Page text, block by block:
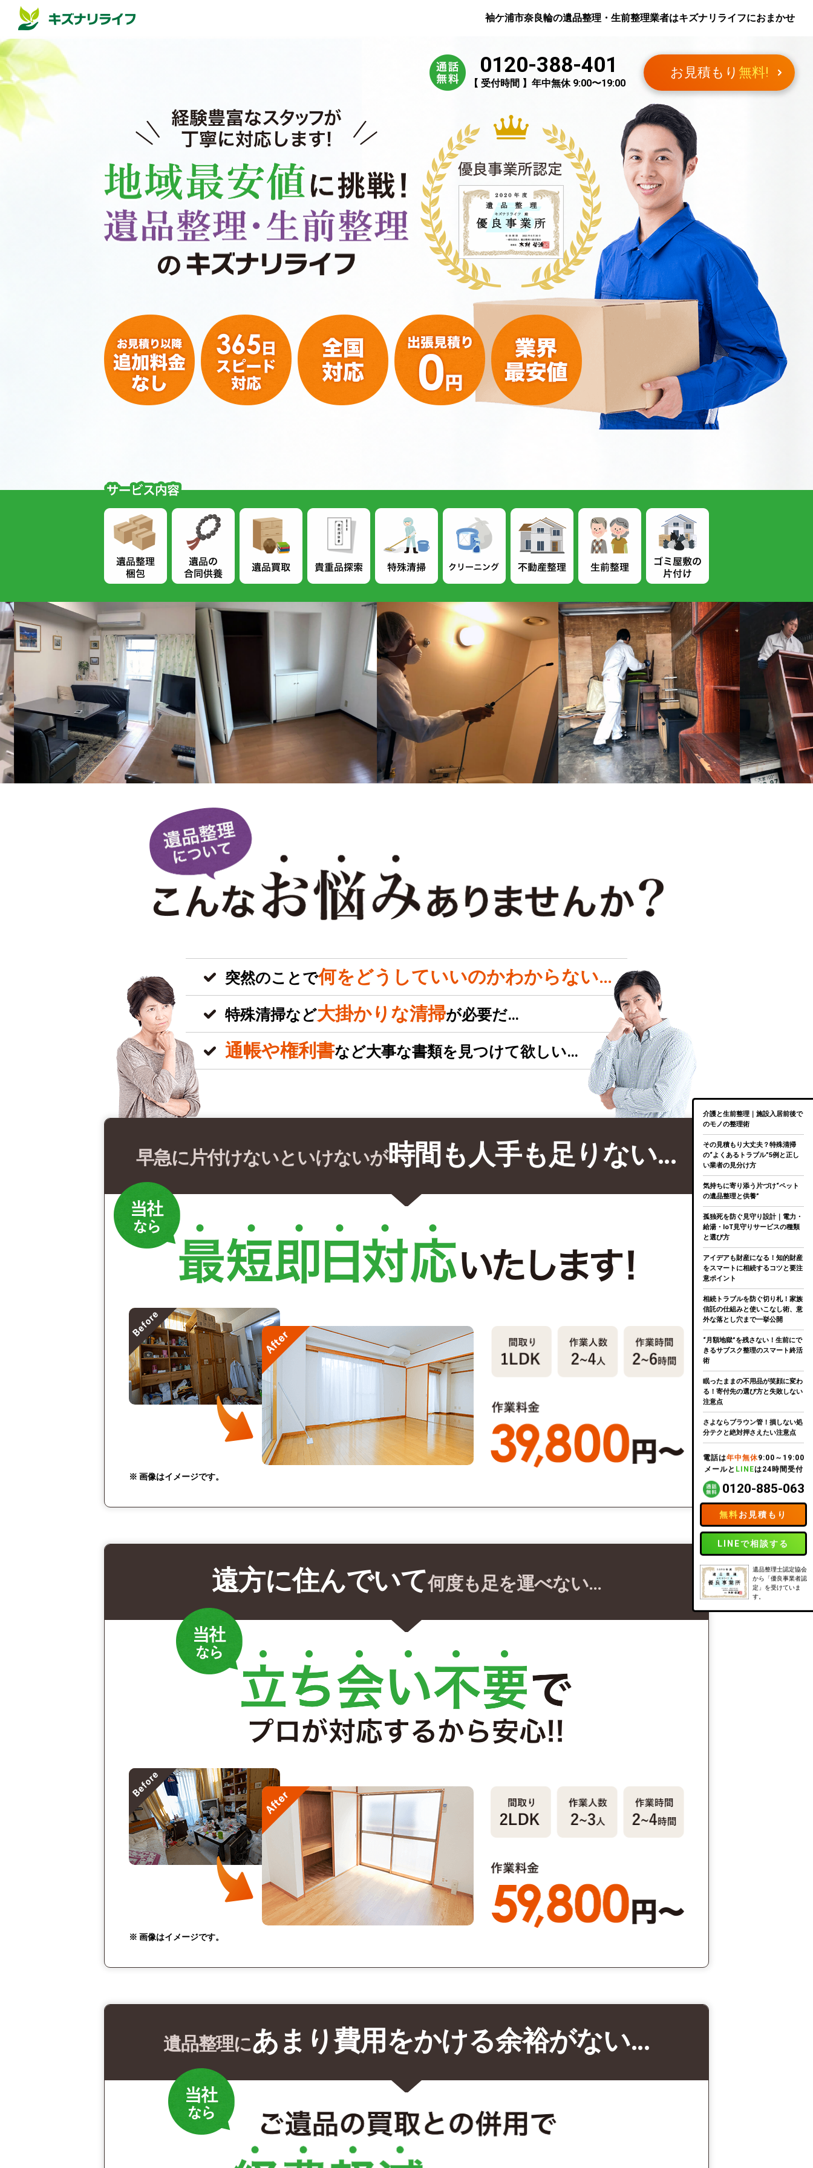
袖ケ浦市奈良輪の遺品整理・生前整理業者はキズナリライフにおまかせ
0120-388-401
【 受付時間 】年中無休 9:00〜19:00
お見積もり 無料!
突然のことで何をどうしていいのかわからない…
特殊清掃など大掛かりな清掃が必要だ…
通帳や権利書など大事な書類を見つけて欲しい…
早急に片付けないといけないが時間も人手も足りない…
※ 画像はイメージです。
遠方に住んでいて何度も足を運べない…
※ 画像はイメージです。
遺品整理にあまり費用をかける余裕がない…
介護と生前整理｜施設入居前後で
のモノの整理術
その見積もり大丈夫？特殊清掃
の“よくあるトラブル”5例と正し
い業者の見分け方
気持ちに寄り添う片づけ“ペット
の遺品整理と供養”
孤独死を防ぐ見守り設計｜電力・
給湯・IoT見守りサービスの種類
と選び方
アイデアも財産になる！知的財産
をスマートに相続するコツと要注
意ポイント
相続トラブルを防ぐ切り札！家族
信託の仕組みと使いこなし術、意
外な落とし穴まで一挙公開
“月額地獄”を残さない！生前にで
きるサブスク整理のスマート終活
術
眠ったままの不用品が笑顔に変わ
る！寄付先の選び方と失敗しない
注意点
さよならブラウン管！損しない処
分テクと絶対押さえたい注意点
電話は年中無休9:00～19:00
メールと LINEは24時間受付
0120-885-063
無料お見積もり
LINEで相談する
遺品整理士認定協会
から「優良事業者認
定」を受けていま
す。